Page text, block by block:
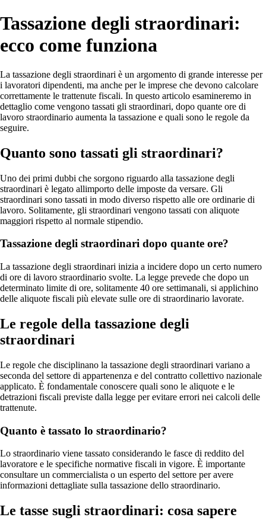
Tassazione degli straordinari:
ecco come funziona
La tassazione degli straordinari è un argomento di grande interesse per
i lavoratori dipendenti, ma anche per le imprese che devono calcolare
correttamente le trattenute fiscali. In questo articolo esamineremo in
dettaglio come vengono tassati gli straordinari, dopo quante ore di
lavoro straordinario aumenta la tassazione e quali sono le regole da
seguire.
Quanto sono tassati gli straordinari?
Uno dei primi dubbi che sorgono riguardo alla tassazione degli
straordinari è legato allimporto delle imposte da versare. Gli
straordinari sono tassati in modo diverso rispetto alle ore ordinarie di
lavoro. Solitamente, gli straordinari vengono tassati con aliquote
maggiori rispetto al normale stipendio.
Tassazione degli straordinari dopo quante ore?
La tassazione degli straordinari inizia a incidere dopo un certo numero
di ore di lavoro straordinario svolte. La legge prevede che dopo un
determinato limite di ore, solitamente 40 ore settimanali, si applichino
delle aliquote fiscali più elevate sulle ore di straordinario lavorate.
Le regole della tassazione degli
straordinari
Le regole che disciplinano la tassazione degli straordinari variano a
seconda del settore di appartenenza e del contratto collettivo nazionale
applicato. È fondamentale conoscere quali sono le aliquote e le
detrazioni fiscali previste dalla legge per evitare errori nei calcoli delle
trattenute.
Quanto è tassato lo straordinario?
Lo straordinario viene tassato considerando le fasce di reddito del
lavoratore e le specifiche normative fiscali in vigore. È importante
consultare un commercialista o un esperto del settore per avere
informazioni dettagliate sulla tassazione dello straordinario.
Le tasse sugli straordinari: cosa sapere